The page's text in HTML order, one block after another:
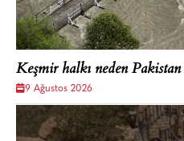
Keşmir halkı neden
9 Ağustos 2026